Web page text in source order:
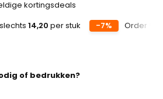
kortingsdeals
14,20 per stuk -7% Order
of bedrukken?